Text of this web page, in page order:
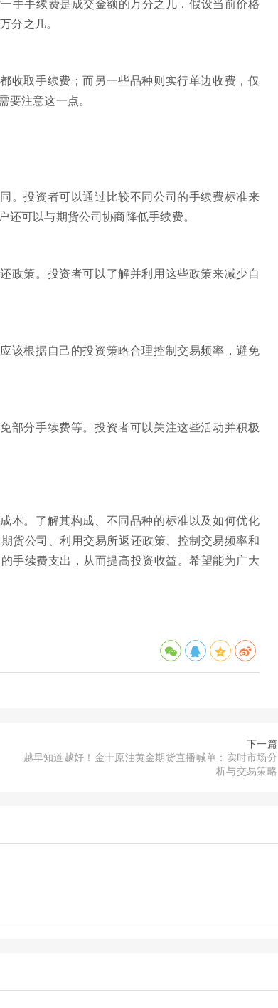
分之几。
收取手续费；而另一些品种则实行单边收费，仅
注意这一点。
。投资者可以通过比较不同公司的手续费标准来
可以与期货公司协商降低手续费。
政策。投资者可以了解并利用这些政策来减少自
该根据自己的投资策略合理控制交易频率，避免
部分手续费等。投资者可以关注这些活动并积极
本。了解其构成、不同品种的标准以及如何优化
货公司、利用交易所返还政策、控制交易频率和
手续费支出，从而提高投资收益。希望能为广大
下一篇
越早知道越好！金十原油黄金期货直播喊单：实时市场分
析与交易策略